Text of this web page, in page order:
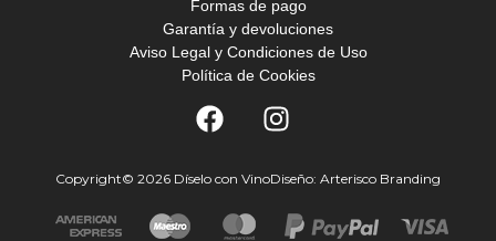
Formas de pago
Garantía y devoluciones
Aviso Legal y Condiciones de Uso
Política de Cookies
Copyright© 2026 Díselo con VinoDiseño: Arterisco Branding